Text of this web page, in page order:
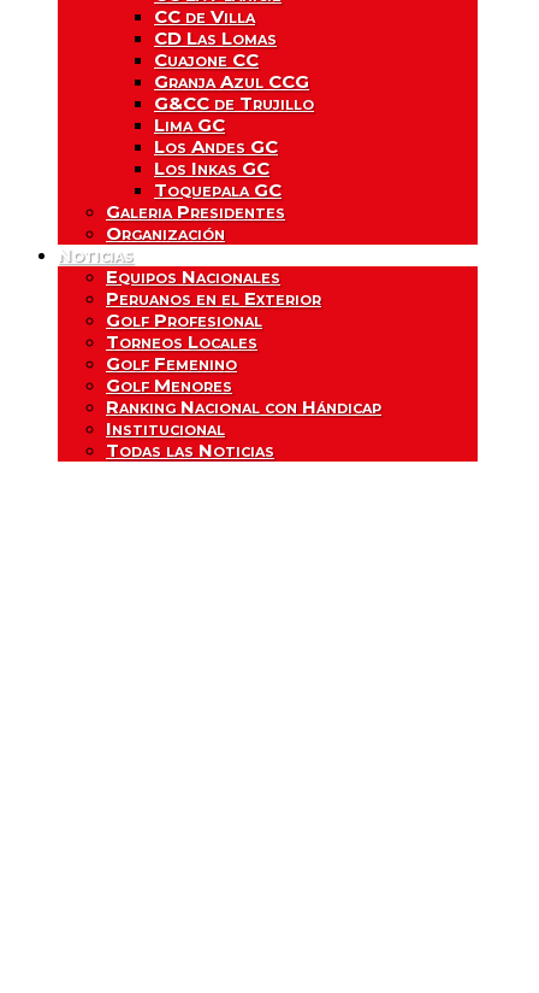
CC de Villa
CD Las Lomas
Cuajone CC
Granja Azul CCG
G&CC de Trujillo
Lima GC
Los Andes GC
Los Inkas GC
Toquepala GC
Galeria Presidentes
Organización
Noticias
Equipos Nacionales
Peruanos en el Exterior
Golf Profesional
Torneos Locales
Golf Femenino
Golf Menores
Ranking Nacional con Hándicap
Institucional
Todas las Noticias